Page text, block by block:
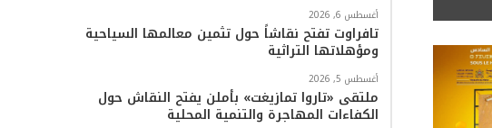
أغسطس 6, 2026
تافراوت تفتح نقاشاً حول تثمين معالمها السياحية
ومؤهلاتها التراثية
أغسطس 5, 2026
ملتقى «تاروا تمازيغت» بأملن يفتح النقاش حول
الكفاءات المهاجرة والتنمية المحلية